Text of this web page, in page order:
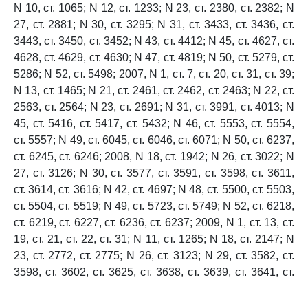
N 10, ст. 1065; N 12, ст. 1233; N 23, ст. 2380, ст. 2382; N
27, ст. 2881; N 30, ст. 3295; N 31, ст. 3433, ст. 3436, ст.
3443, ст. 3450, ст. 3452; N 43, ст. 4412; N 45, ст. 4627, ст.
4628, ст. 4629, ст. 4630; N 47, ст. 4819; N 50, ст. 5279, ст.
5286; N 52, ст. 5498; 2007, N 1, ст. 7, ст. 20, ст. 31, ст. 39;
N 13, ст. 1465; N 21, ст. 2461, ст. 2462, ст. 2463; N 22, ст.
2563, ст. 2564; N 23, ст. 2691; N 31, ст. 3991, ст. 4013; N
45, ст. 5416, ст. 5417, ст. 5432; N 46, ст. 5553, ст. 5554,
ст. 5557; N 49, ст. 6045, ст. 6046, ст. 6071; N 50, ст. 6237,
ст. 6245, ст. 6246; 2008, N 18, ст. 1942; N 26, ст. 3022; N
27, ст. 3126; N 30, ст. 3577, ст. 3591, ст. 3598, ст. 3611,
ст. 3614, ст. 3616; N 42, ст. 4697; N 48, ст. 5500, ст. 5503,
ст. 5504, ст. 5519; N 49, ст. 5723, ст. 5749; N 52, ст. 6218,
ст. 6219, ст. 6227, ст. 6236, ст. 6237; 2009, N 1, ст. 13, ст.
19, ст. 21, ст. 22, ст. 31; N 11, ст. 1265; N 18, ст. 2147; N
23, ст. 2772, ст. 2775; N 26, ст. 3123; N 29, ст. 3582, ст.
3598, ст. 3602, ст. 3625, ст. 3638, ст. 3639, ст. 3641, ст.